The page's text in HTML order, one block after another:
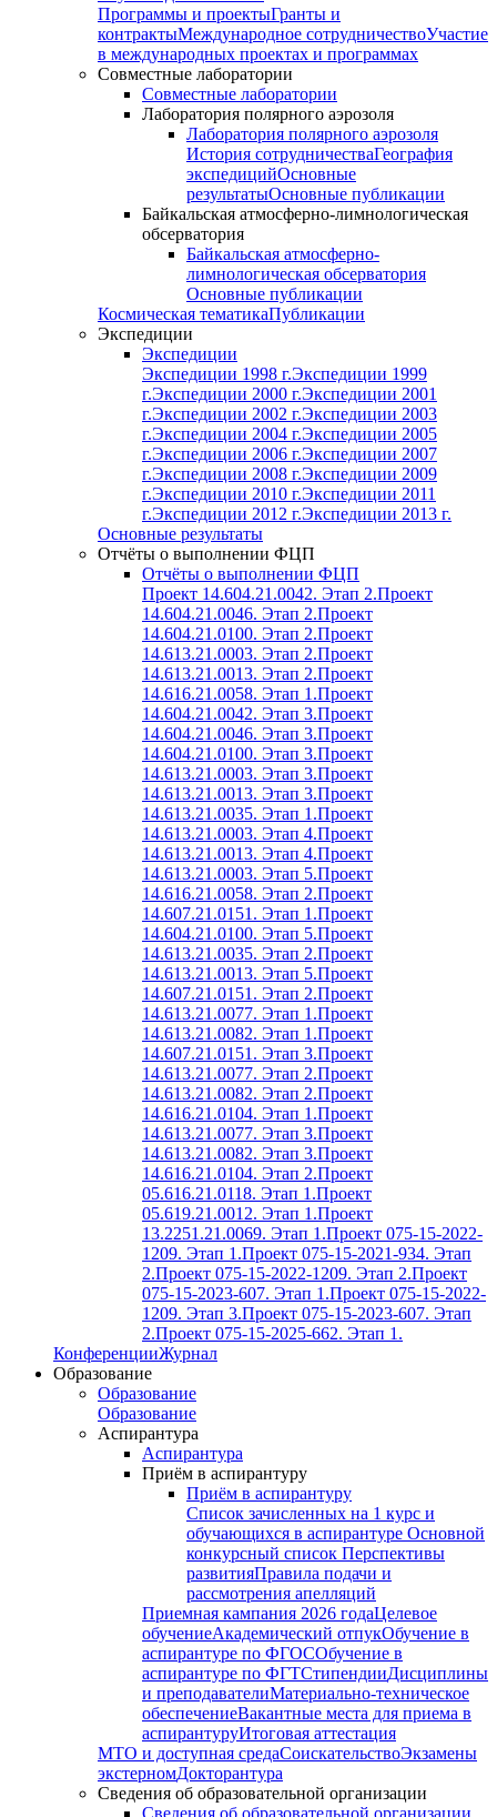
Программы и проектыГранты и
контрактыМеждународное сотрудничествоУчастие
в международных проектах и программах
Совместные лаборатории
Совместные лаборатории
Лаборатория полярного аэрозоля
Лаборатория полярного аэрозоля
История сотрудничестваГеография
экспедицийОсновные
результатыОсновные публикации
Байкальская атмосферно-лимнологическая
обсерватория
Байкальская атмосферно-
лимнологическая обсерватория
Основные публикации
Космическая тематикаПубликации
Экспедиции
Экспедиции
Экспедиции 1998 г.Экспедиции 1999
г.Экспедиции 2000 г.Экспедиции 2001
г.Экспедиции 2002 г.Экспедиции 2003
г.Экспедиции 2004 г.Экспедиции 2005
г.Экспедиции 2006 г.Экспедиции 2007
г.Экспедиции 2008 г.Экспедиции 2009
г.Экспедиции 2010 г.Экспедиции 2011
г.Экспедиции 2012 г.Экспедиции 2013 г.
Основные результаты
Отчёты о выполнении ФЦП
Отчёты о выполнении ФЦП
Проект 14.604.21.0042. Этап 2.Проект
14.604.21.0046. Этап 2.Проект
14.604.21.0100. Этап 2.Проект
14.613.21.0003. Этап 2.Проект
14.613.21.0013. Этап 2.Проект
14.616.21.0058. Этап 1.Проект
14.604.21.0042. Этап 3.Проект
14.604.21.0046. Этап 3.Проект
14.604.21.0100. Этап 3.Проект
14.613.21.0003. Этап 3.Проект
14.613.21.0013. Этап 3.Проект
14.613.21.0035. Этап 1.Проект
14.613.21.0003. Этап 4.Проект
14.613.21.0013. Этап 4.Проект
14.613.21.0003. Этап 5.Проект
14.616.21.0058. Этап 2.Проект
14.607.21.0151. Этап 1.Проект
14.604.21.0100. Этап 5.Проект
14.613.21.0035. Этап 2.Проект
14.613.21.0013. Этап 5.Проект
14.607.21.0151. Этап 2.Проект
14.613.21.0077. Этап 1.Проект
14.613.21.0082. Этап 1.Проект
14.607.21.0151. Этап 3.Проект
14.613.21.0077. Этап 2.Проект
14.613.21.0082. Этап 2.Проект
14.616.21.0104. Этап 1.Проект
14.613.21.0077. Этап 3.Проект
14.613.21.0082. Этап 3.Проект
14.616.21.0104. Этап 2.Проект
05.616.21.0118. Этап 1.Проект
05.619.21.0012. Этап 1.Проект
13.2251.21.0069. Этап 1.Проект 075-15-2022-
1209. Этап 1.Проект 075-15-2021-934. Этап
2.Проект 075-15-2022-1209. Этап 2.Проект
075-15-2023-607. Этап 1.Проект 075-15-2022-
1209. Этап 3.Проект 075-15-2023-607. Этап
2.Проект 075-15-2025-662. Этап 1.
КонференцииЖурнал
Образование
Образование
Образование
Аспирантура
Аспирантура
Приём в аспирантуру
Приём в аспирантуру
Список зачисленных на 1 курс и
обучающихся в аспирантуре Основной
конкурсный список Перспективы
развитияПравила подачи и
рассмотрения апелляций
Приемная кампания 2026 годаЦелевое
обучениеАкадемический отпукОбучение в
аспирантуре по ФГОСОбучение в
аспирантуре по ФГТСтипендииДисциплины
и преподавателиМатериально-техническое
обеспечениеВакантные места для приема в
аспирантуруИтоговая аттестация
МТО и доступная средаСоискательствоЭкзамены
экстерномДокторантура
Сведения об образовательной организации
Сведения об образовательной организации